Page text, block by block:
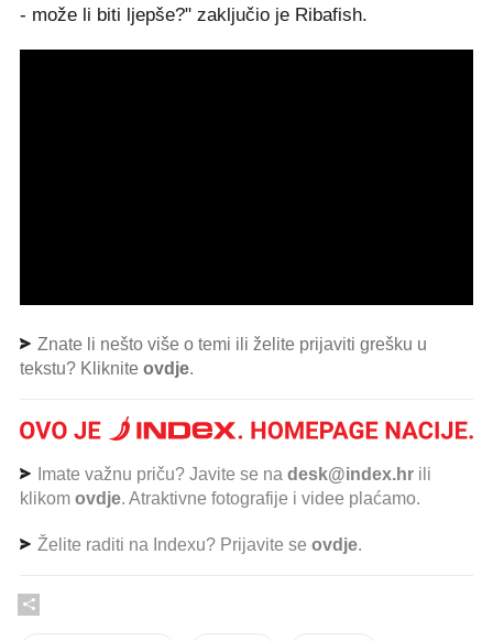
- može li biti ljepše?" zaključio je Ribafish.
Znate li nešto više o temi ili želite prijaviti grešku u
tekstu? Kliknite ovdje.
Imate važnu priču? Javite se na desk@index.hr ili
klikom ovdje. Atraktivne fotografije i videe plaćamo.
Želite raditi na Indexu? Prijavite se ovdje.